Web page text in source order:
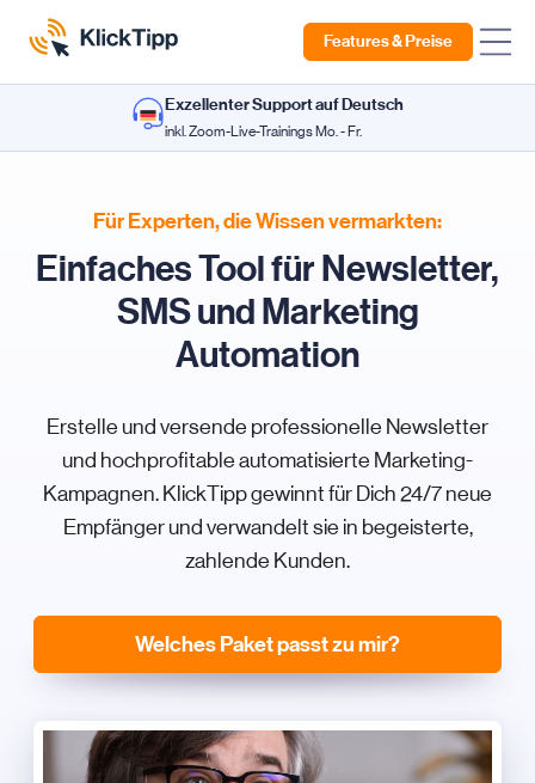
Features & Preise
Exzellenter Support auf Deutsch
inkl. Zoom-Live-Trainings Mo. - Fr.
Für Experten, die Wissen vermarkten:
Einfaches Tool für Newsletter,
SMS und Marketing
Automation
Erstelle und versende professionelle Newsletter
und hochprofitable automatisierte Marketing-
Kampagnen. KlickTipp gewinnt für Dich 24/7 neue
Empfänger und verwandelt sie in begeisterte,
zahlende Kunden.
Welches Paket passt zu mir?